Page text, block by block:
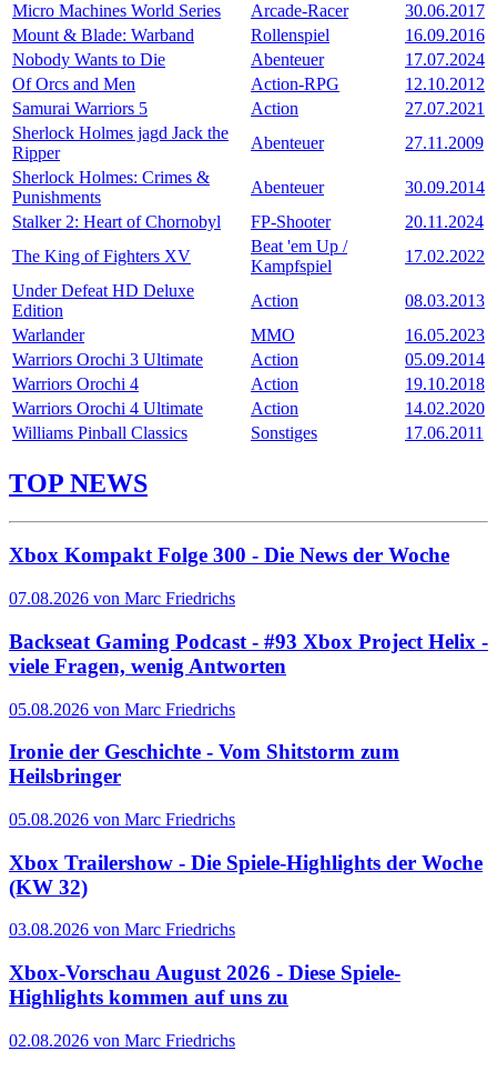
Micro Machines World Series Arcade-Racer
30.06.2017
Mount & Blade: Warband
Rollenspiel
16.09.2016
Nobody Wants to Die
Abenteuer
17.07.2024
Of Orcs and Men
Action-RPG
12.10.2012
Samurai Warriors 5
Action
27.07.2021
Sherlock Holmes jagd Jack the
Ripper
Abenteuer
27.11.2009
Sherlock Holmes: Crimes &
Punishments
Abenteuer
30.09.2014
Stalker 2: Heart of Chornobyl
FP-Shooter
20.11.2024
The King of Fighters XV
Beat 'em Up /
Kampfspiel
17.02.2022
Under Defeat HD Deluxe
Edition
Action
08.03.2013
Warlander
MMO
16.05.2023
Warriors Orochi 3 Ultimate
Action
05.09.2014
Warriors Orochi 4
Action
19.10.2018
Warriors Orochi 4 Ultimate
Action
14.02.2020
Williams Pinball Classics
Sonstiges 17.06.2011
TOP NEWS
Xbox Kompakt Folge 300 - Die News der Woche
07.08.2026 von Marc Friedrichs
Backseat Gaming Podcast - #93 Xbox Project Helix -
viele Fragen, wenig Antworten
05.08.2026 von Marc Friedrichs
Ironie der Geschichte - Vom Shitstorm zum
Heilsbringer
05.08.2026 von Marc Friedrichs
Xbox Trailershow - Die Spiele-Highlights der Woche
(KW 32)
03.08.2026 von Marc Friedrichs
Xbox-Vorschau August 2026 - Diese Spiele-
Highlights kommen auf uns zu
02.08.2026 von Marc Friedrichs